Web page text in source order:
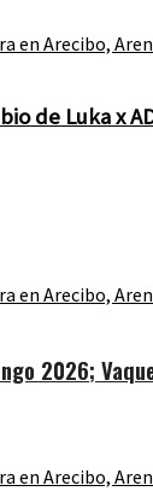
de Luka x
2026;